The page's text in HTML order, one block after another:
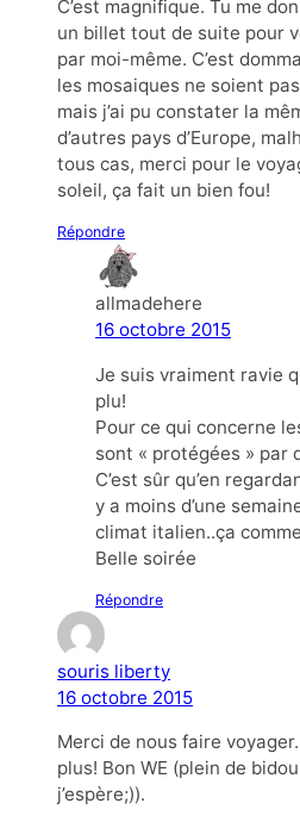
C’est magnifique. Tu me
un billet tout de suite pour
par moi-même. C’est
les mosaiques ne soient
mais j’ai pu constater la
d’autres pays d’Europe,
tous cas, merci pour le
soleil, ça fait un bien fou!
Répondre
allmadehere
16 octobre 2015
Je suis vraiment ravie
plu!
Pour ce qui concerne
sont « protégées » par
C’est sûr qu’en
y a moins d’une
climat italien..ça
Belle soirée
Répondre
souris liberty
16 octobre 2015
Merci de nous faire
plus! Bon WE (plein de
j’espère;)).